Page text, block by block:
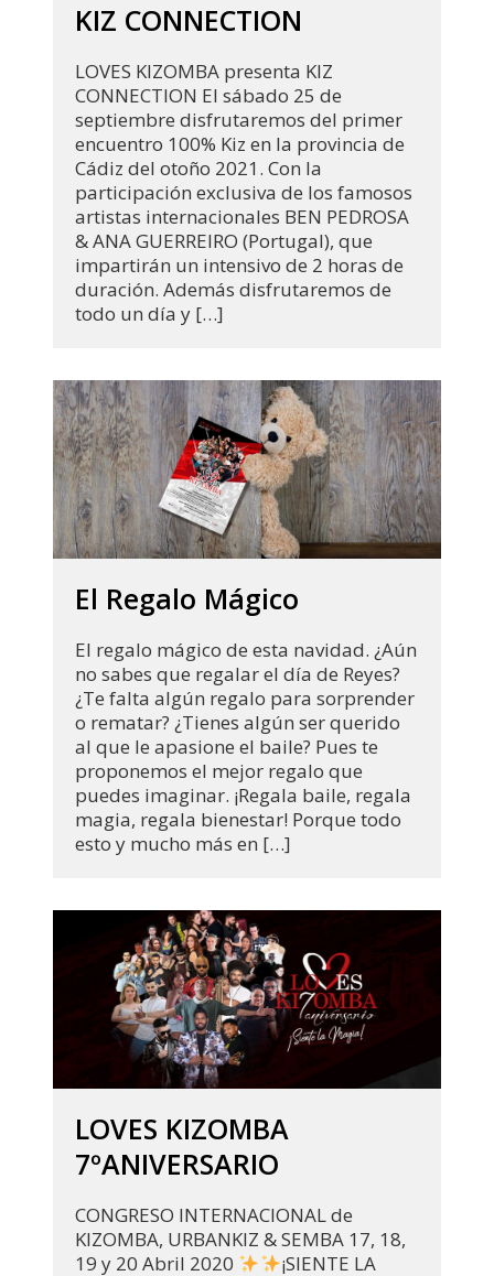
KIZ CONNECTION
LOVES KIZOMBA presenta KIZ
CONNECTION El sábado 25 de
septiembre disfrutaremos del primer
encuentro 100% Kiz en la provincia de
Cádiz del otoño 2021. Con la
participación exclusiva de los famosos
artistas internacionales BEN PEDROSA
& ANA GUERREIRO (Portugal), que
impartirán un intensivo de 2 horas de
duración. Además disfrutaremos de
todo un día y […]
El Regalo Mágico
El regalo mágico de esta navidad. ¿Aún
no sabes que regalar el día de Reyes?
¿Te falta algún regalo para sorprender
o rematar? ¿Tienes algún ser querido
al que le apasione el baile? Pues te
proponemos el mejor regalo que
puedes imaginar. ¡Regala baile, regala
magia, regala bienestar! Porque todo
esto y mucho más en […]
LOVES KIZOMBA
7ºANIVERSARIO
CONGRESO INTERNACIONAL de
KIZOMBA, URBANKIZ & SEMBA 17, 18,
19 y 20 Abril 2020
¡SIENTE LA